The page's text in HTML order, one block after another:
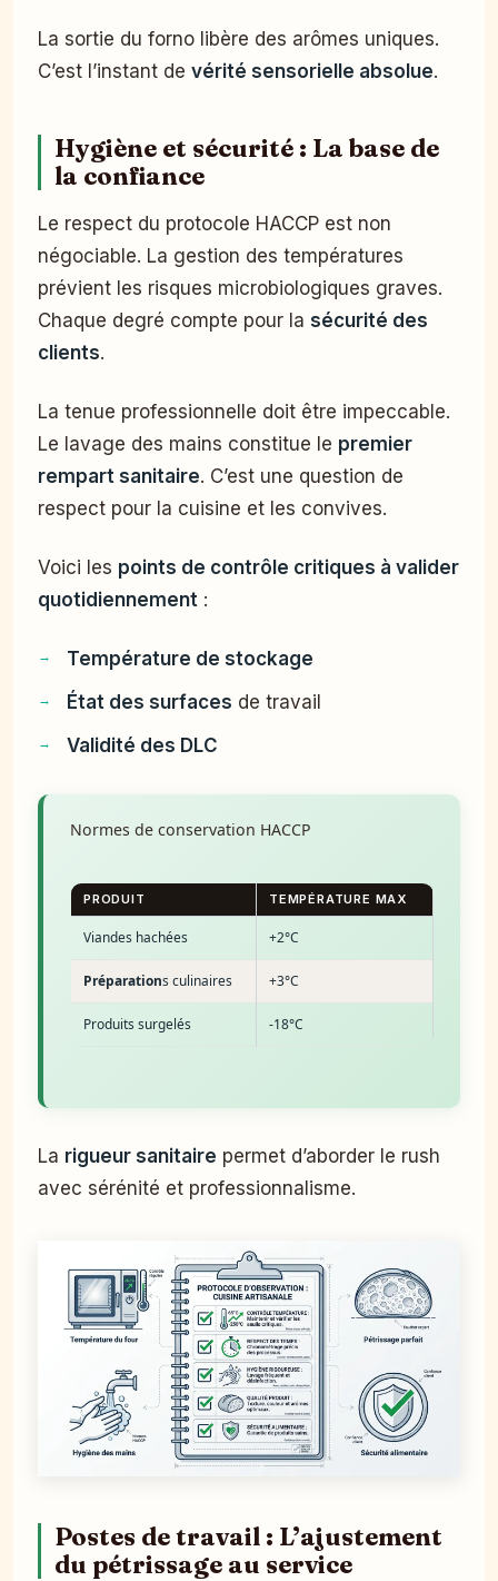
La sortie du forno libère des arômes uniques.
C’est l’instant de vérité sensorielle absolue.
Hygiène et sécurité : La base de
la confiance
Le respect du protocole HACCP est non
négociable. La gestion des températures
prévient les risques microbiologiques graves.
Chaque degré compte pour la sécurité des
clients.
La tenue professionnelle doit être impeccable.
Le lavage des mains constitue le premier
rempart sanitaire. C’est une question de
respect pour la cuisine et les convives.
Voici les points de contrôle critiques à valider
quotidiennement :
Température de stockage
État des surfaces de travail
Validité des DLC
Normes de conservation HACCP
PRODUIT TEMPÉRATURE MAX
Viandes hachées +2°C
Préparations culinaires +3°C
Produits surgelés -18°C
La rigueur sanitaire permet d’aborder le rush
avec sérénité et professionnalisme.
Postes de travail : L’ajustement
du pétrissage au service